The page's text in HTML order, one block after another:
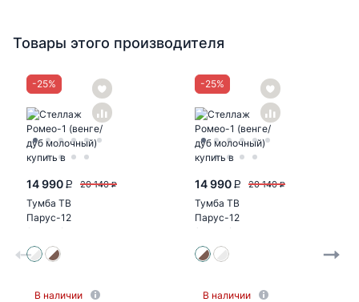
Товары этого производителя
-25%
14 990 P 20 140 P
Тумба ТВ
Парус-12
(белый/дуб
канадский)
В наличии
-25%
14 990 P 20 140 P
Тумба ТВ
Парус-12
(белый/палермо
бруно)
В наличии